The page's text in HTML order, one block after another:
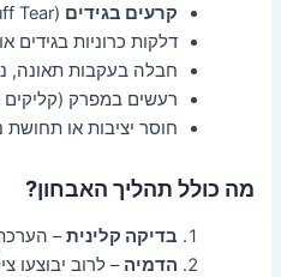
קרעים בגידים (Rotator Cuff Tear)
דלקות כרוניות בגידים
חבלה בעקבות תאונה,
רעשים במפרק
חוסר יציבות או תחושת
מה כולל תהליך האבחון?
בדיקה קלינית–
הדמיה